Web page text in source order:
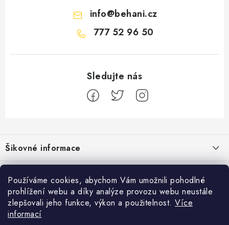
Používáme cookies, abychom Vám umožnili pohodlné
prohlížení webu a díky analýze provozu webu neustále
zlepšovali jeho funkce, výkon a použitelnost. Více
informací
info@behani.cz
777 52 96 50
á
p
a
Šikovné informace
Ceník dopravy
Moje objednávka
Jak vyměnit nebo vrátit zboží
Běžecké zajímavosti
Proč jít běhat právě o víkendu?
Bolest holeně nemusí znamenat zánět okostice
Přijímáme online platby